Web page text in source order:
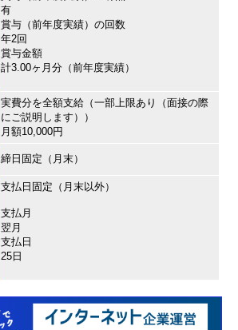
有
賞与（前年度実績）の回数
年2回
賞与金額
計3.00ヶ月分（前年度実績）
実費分を全額支給（一部上限あり（面接の際
にご説明します））
月額10,000円
締日固定（月末）
支払日固定（月末以外）
支払月
翌月
支払日
25日